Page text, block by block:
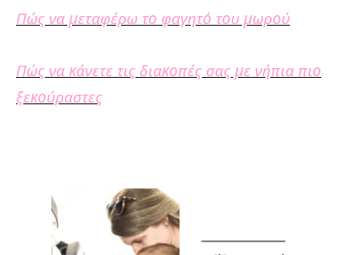
Πώς να μεταφέρω το φαγητό του μωρού
Πώς να κάνετε τις διακοπές σας με νήπια πιο
ξεκούραστες